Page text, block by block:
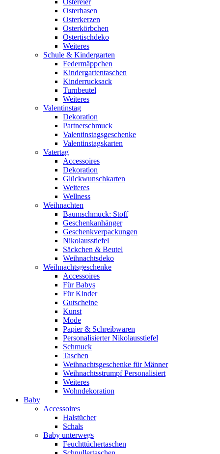
Ostereier
Osterhasen
Osterkerzen
Osterkörbchen
Ostertischdeko
Weiteres
Schule & Kindergarten
Federmäppchen
Kindergartentaschen
Kinderrucksack
Turnbeutel
Weiteres
Valentinstag
Dekoration
Partnerschmuck
Valentinstagsgeschenke
Valentinstagskarten
Vatertag
Accessoires
Dekoration
Glückwunschkarten
Weiteres
Wellness
Weihnachten
Baumschmuck: Stoff
Geschenkanhänger
Geschenkverpackungen
Nikolausstiefel
Säckchen & Beutel
Weihnachtsdeko
Weihnachtsgeschenke
Accessoires
Für Babys
Für Kinder
Gutscheine
Kunst
Mode
Papier & Schreibwaren
Personalisierter Nikolausstiefel
Schmuck
Taschen
Weihnachtsgeschenke für Männer
Weihnachtsstrumpf Personalisiert
Weiteres
Wohndekoration
Baby
Accessoires
Halstücher
Schals
Baby unterwegs
Feuchttüchertaschen